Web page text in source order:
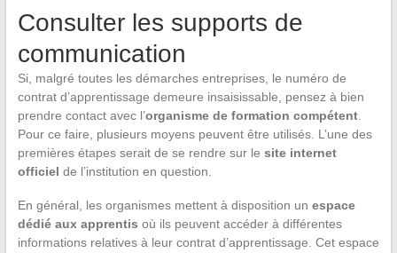
Consulter les supports de
communication
Si, malgré toutes les démarches entreprises, le numéro de
contrat d’apprentissage demeure insaisissable, pensez à bien
prendre contact avec l’organisme de formation compétent.
Pour ce faire, plusieurs moyens peuvent être utilisés. L’une des
premières étapes serait de se rendre sur le site internet
officiel de l’institution en question.
En général, les organismes mettent à disposition un espace
dédié aux apprentis où ils peuvent accéder à différentes
informations relatives à leur contrat d’apprentissage. Cet espace